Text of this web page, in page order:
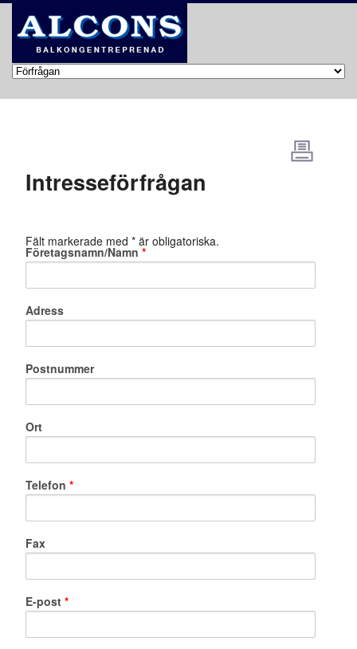
Intresseförfrågan
Fält markerade med * är obligatoriska.
Företagsnamn/Namn*
Adress
Postnummer
Ort
Telefon*
Fax
E-post*